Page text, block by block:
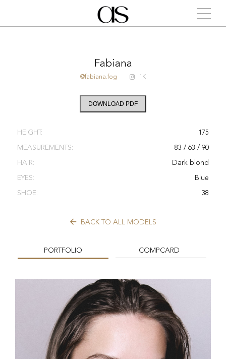
Fabiana
@fabiana.fog 1K
DOWNLOAD PDF
HEIGHT: 175
MEASUREMENTS: 83 / 63 / 90
HAIR: Dark blond
EYES: Blue
SHOE: 38
BACK TO ALL MODELS
PORTFOLIO COMPCARD